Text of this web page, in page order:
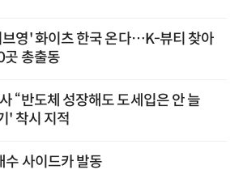
브영' 화이츠 한국 온다…K-뷰티 찾아
곳 총출동
“반도체 성장해도 도세입은 안 늘
' 착시 지적
수 사이드카 발동